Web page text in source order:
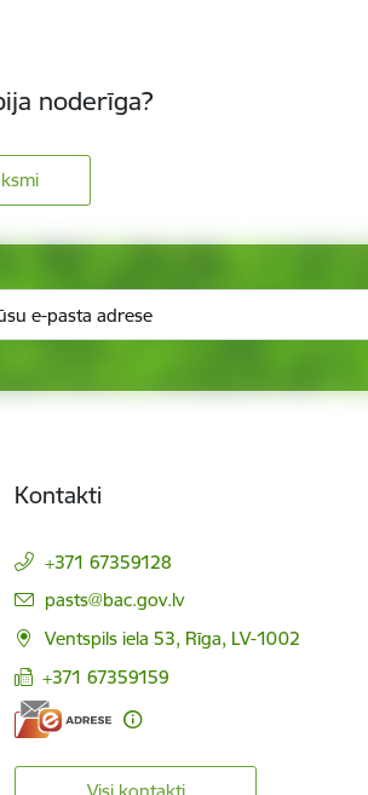
noderīga?
Kontakti
+371 67359128
E-pasts:
pasts@bac.gov.lv
Ventspils iela 53, Rīga, LV-1002
+371 67359159